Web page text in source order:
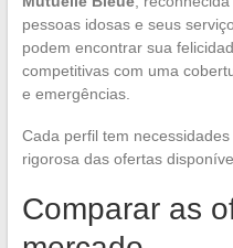
pessoas idosas e seus
podem encontrar sua
competitivas com uma
e emergências.
Cada perfil tem
rigorosa das ofertas
Comparar as